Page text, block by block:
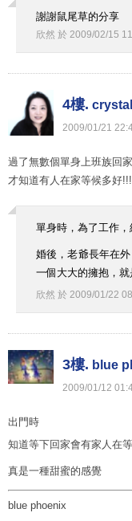
謝謝鼠尾草的分享
欣然 於 2009/02/15 11
4樓.
2009/01/21 22:
過了無數個單身上班族回
才知道有人在家等候多好
單身時，為了工作，
婚後，老爺長年在
一個大大的擁抱，就
欣然 於 2009/01/22 08
3樓. blue
2009/01/12 01:
出門時
知道等下回家會有家人在
真是一種甜蜜的感覺
blue phoenix